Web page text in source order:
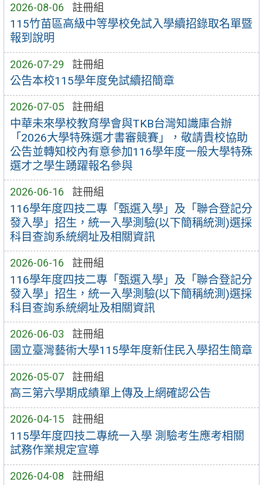
2026-08-06 註冊組
115竹苗區高級中等學校免試入學續招錄取名單暨
報到說明
2026-07-29 註冊組
公告本校115學年度免試續招簡章
2026-07-05 註冊組
中華未來學校教育學會與TKB台灣知識庫合辦
「2026大學特殊選才書審競賽」，敬請貴校協助
公告並轉知校內有意參加116學年度一般大學特殊
選才之學生踴躍報名參與
2026-06-16 註冊組
116學年度四技二專「甄選入學」及「聯合登記分
發入學」招生，統一入學測驗(以下簡稱統測)選採
科目查詢系統網址及相關資訊
2026-06-16 註冊組
116學年度四技二專「甄選入學」及「聯合登記分
發入學」招生，統一入學測驗(以下簡稱統測)選採
科目查詢系統網址及相關資訊
2026-06-03 註冊組
國立臺灣藝術大學115學年度新住民入學招生簡章
2026-05-07 註冊組
高三第六學期成績單上傳及上網確認公告
2026-04-15 註冊組
115學年度四技二專統一入學 測驗考生應考相關
試務作業規定宣導
2026-04-08 註冊組